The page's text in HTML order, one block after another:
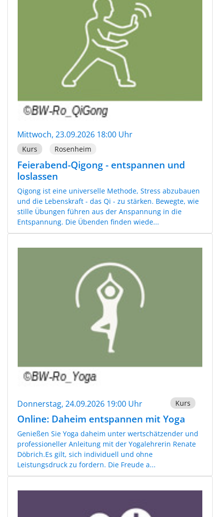
Mittwoch, 23.09.2026 18:00 Uhr
Kurs Rosenheim
Feierabend-Qigong - entspannen und
loslassen
Qigong ist eine universelle Methode, Stress abzubauen
und die Lebenskraft - das Qi - zu stärken. Bewegte, wie
stille Übungen führen aus der Anspannung in die
Entspannung. Die Übenden finden wiede...
Donnerstag, 24.09.2026 19:00 Uhr Kurs
Online: Daheim entspannen mit Yoga
Genießen Sie Yoga daheim unter wertschätzender und
professioneller Anleitung mit der Yogalehrerin Renate
Döbrich.Es gilt, sich individuell und ohne
Leistungsdruck zu fordern. Die Freude a...